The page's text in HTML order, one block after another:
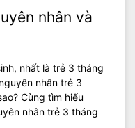
nhân và
nhất là trẻ 3 tháng
nhân trẻ 3
Cùng tìm hiểu
nhân trẻ 3 tháng